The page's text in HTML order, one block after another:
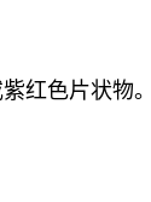
红色片状物